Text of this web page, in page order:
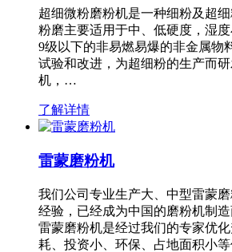
超细微粉磨粉机是一种细粉及超
粉磨主要适用于中、低硬度，湿
9级以下的非易燃易爆的非金属物
试验和改进，为超细粉的生产而
机，…
了解详情
雷蒙磨粉机
我们公司专业生产大、中型雷蒙
经验，已经成为中国的磨粉机制
雷蒙磨粉机是经过我们的专家优
耗、投资小、环保、占地面积小